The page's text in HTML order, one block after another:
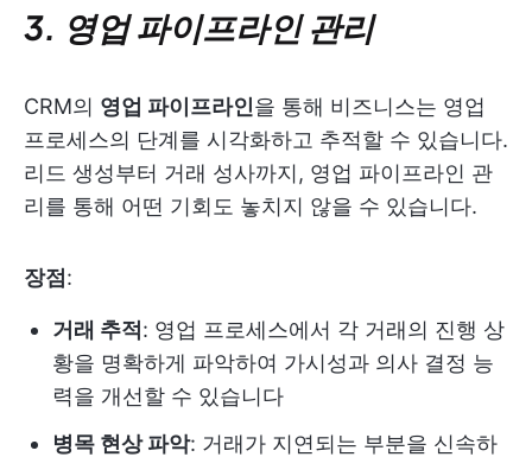
3. 영업 파이프라인 관리
CRM의 영업 파이프라인을 통해 비즈니스는 영업
프로세스의 단계를 시각화하고 추적할 수 있습니다.
리드 생성부터 거래 성사까지, 영업 파이프라인 관
리를 통해 어떤 기회도 놓치지 않을 수 있습니다.
장점 :
거래 추적 : 영업 프로세스에서 각 거래의 진행 상
황을 명확하게 파악하여 가시성과 의사 결정 능
력을 개선할 수 있습니다
병목 현상 파악: 거래가 지연되는 부분을 신속하